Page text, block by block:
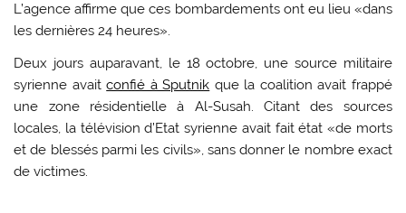
L’agence affirme que ces bombardements ont eu lieu «dans
les dernières 24 heures».
Deux jours auparavant, le 18 octobre, une source militaire
syrienne avaitconfié à Sputnik que la coalition avait frappé
une zone résidentielle à Al-Susah. Citant des sources
locales, la télévision d’Etat syrienne avait fait état «de morts
et de blessés parmi les civils», sans donner le nombre exact
de victimes.